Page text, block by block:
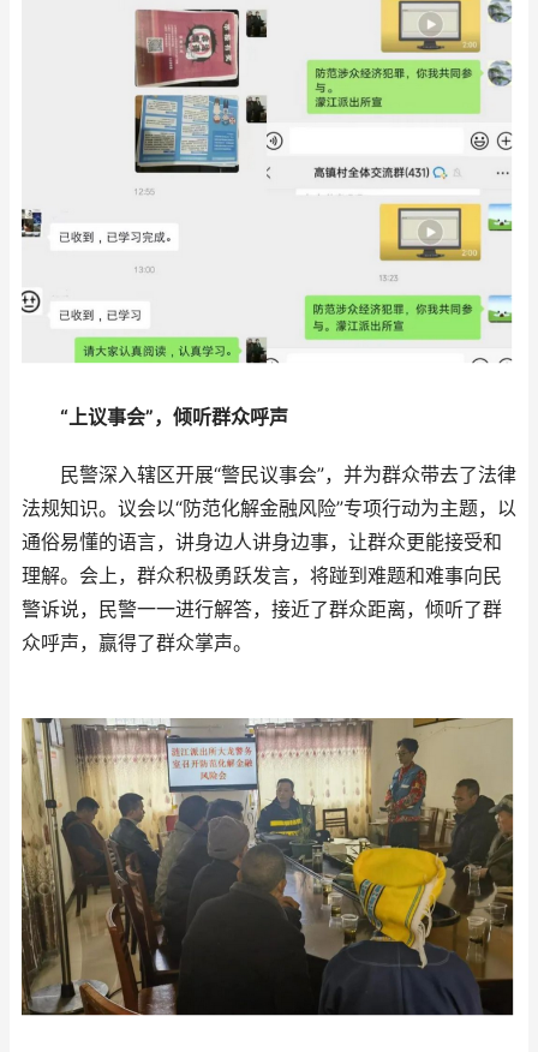
“上议事会”，倾听群众呼声
民警深入辖区开展“警民议事会”，并为群众带去了法律
法规知识。议会以“防范化解金融风险”专项行动为主题，以
通俗易懂的语言，讲身边人讲身边事，让群众更能接受和
理解。会上，群众积极勇跃发言，将踫到难题和难事向民
警诉说，民警一一进行解答，接近了群众距离，倾听了群
众呼声，赢得了群众掌声。